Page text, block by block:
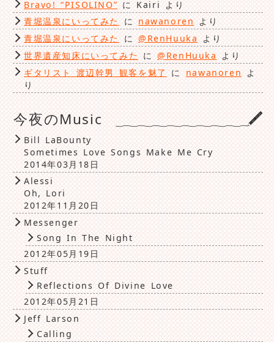
Bravo! “PISOLINO” に Kairi
より
青堀温泉にいってみた
に nawanoren より
青堀温泉にいってみた
に @RenHuuka より
世界遺産知床にいってみた に@RenHuuka より
ギタリスト 渡辺幹男 観客を魅了
に nawanoren よ
り
今夜のMusic
Bill LaBounty
Sometimes Love Songs Make Me Cry
2014年03月18日
Alessi
Oh, Lori
2012年11月20日
Messenger
Song In The Night
2012年05月19日
Stuff
Reflections Of Divine Love
2012年05月21日
Jeff Larson
Calling